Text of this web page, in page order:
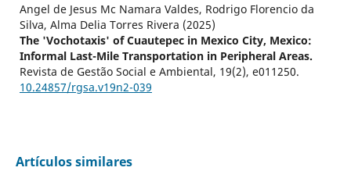
Angel de Jesus Mc Namara Valdes, Rodrigo Florencio da
Silva, Alma Delia Torres Rivera (2025)
The 'Vochotaxis' of Cuautepec in Mexico City, Mexico:
Informal Last-Mile Transportation in Peripheral Areas.
Revista de Gestão Social e Ambiental, 19(2), e011250.
10.24857/rgsa.v19n2-039
Artículos similares